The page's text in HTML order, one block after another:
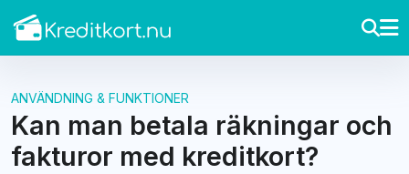
ANVÄNDNING & FUNKTIONER
Kan man betala räkningar och
fakturor med kreditkort?